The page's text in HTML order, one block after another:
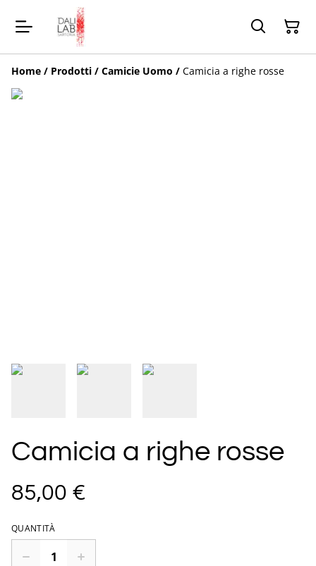
Home / Prodotti / Camicie Uomo / Camicia a righe rosse
Camicia a righe rosse
85,00 €
QUANTITÀ